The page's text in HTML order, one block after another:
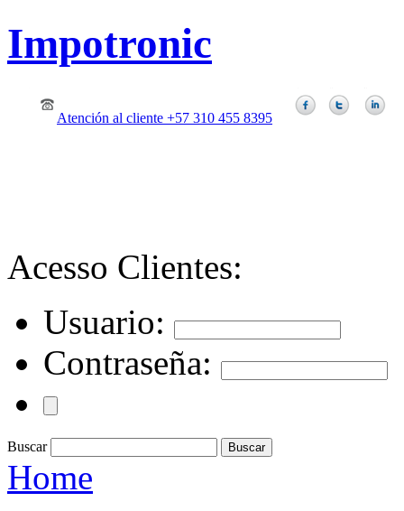
Impotronic
Atención al cliente +57 310 455 8395
Acesso Clientes:
Usuario:
Contraseña:
Buscar
Home